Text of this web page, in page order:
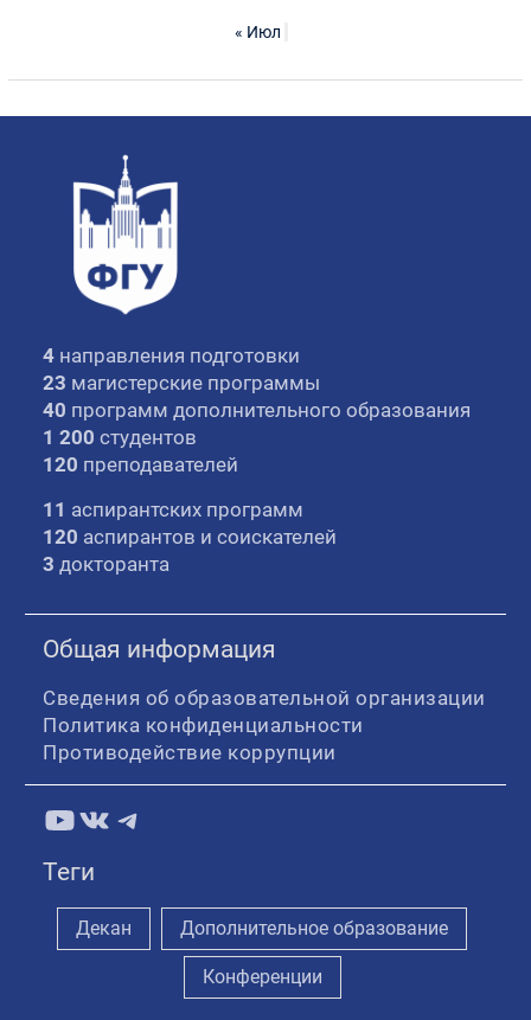
« Июл
4 направления подготовки
23 магистерские программы
40 программ дополнительного образования
1 200 студентов
120 преподавателей
11 аспирантских программ
120 аспирантов и соискателей
3 докторанта
Общая информация
Сведения об образовательной организации
Политика конфиденциальности
Противодействие коррупции
YouTube
ВКонтакте
Telegram
Теги
Декан Дополнительное образование
Конференции